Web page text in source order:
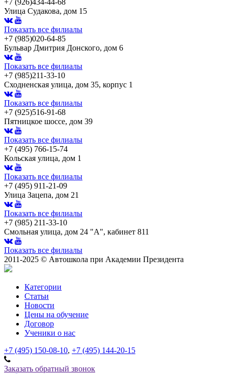
+7 (926)434-44-68
Улица Судакова, дом 15
Показать все филиалы
+7 (985)020-64-85
Бульвар Дмитрия Донского, дом 6
Показать все филиалы
+7 (985)211-33-10
Сходненская улица, дом 35, корпус 1
Показать все филиалы
+7 (925)516-91-68
Пятницкое шоссе, дом 39
Показать все филиалы
+7 (495) 766-15-74
Кольская улица, дом 1
Показать все филиалы
+7 (495) 911-21-09
Улица Зацепа, дом 21
Показать все филиалы
+7 (985) 211-33-10
Смольная улица, дом 24 "А", кабинет 811
Показать все филиалы
2011-2025 © Автошкола при Академии Президента
Категории
Статьи
Новости
Цены на обучение
Договор
Ученики о нас
+7 (495) 150-08-10, +7 (495) 144-20-15
Заказать обратный звонок